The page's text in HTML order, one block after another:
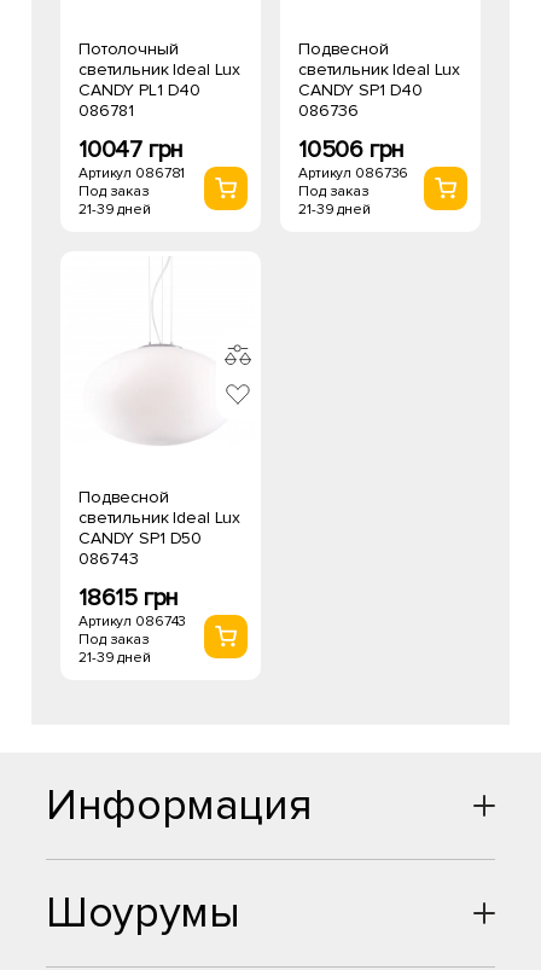
Потолочный
светильник Ideal Lux
CANDY PL1 D40
086781
10047 грн
Артикул 086781
Под заказ
21-39 дней
Подвесной
светильник Ideal Lux
CANDY SP1 D40
086736
10506 грн
Артикул 086736
Под заказ
21-39 дней
Подвесной
светильник Ideal Lux
CANDY SP1 D50
086743
18615 грн
Артикул 086743
Под заказ
21-39 дней
Шоурумы
Информация